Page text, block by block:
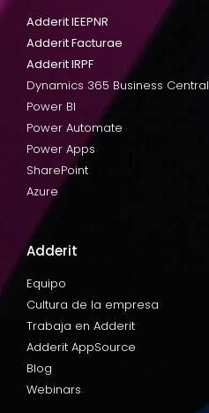
Adderit IEEPNR
Adderit Facturae
Adderit IRPF
Dynamics 365 Business Central
Power BI
Power Automate
Power Apps
SharePoint
Azure
Adderit
Equipo
Cultura de la empresa
Trabaja en Adderit
Adderit AppSource
Blog
Webinars